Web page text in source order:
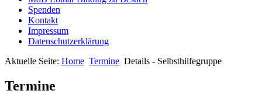
Spenden
Kontakt
Impressum
Datenschutzerklärung
Aktuelle Seite: Home Termine Details - Selbsthilfegruppe
Termine